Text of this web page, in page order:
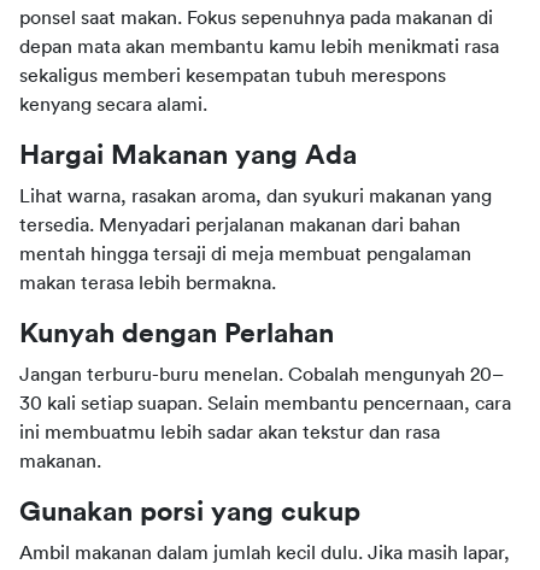
ponsel saat makan. Fokus sepenuhnya pada makanan di
depan mata akan membantu kamu lebih menikmati rasa
sekaligus memberi kesempatan tubuh merespons
kenyang secara alami.
Hargai Makanan yang Ada
Lihat warna, rasakan aroma, dan syukuri makanan yang
tersedia. Menyadari perjalanan makanan dari bahan
mentah hingga tersaji di meja membuat pengalaman
makan terasa lebih bermakna.
Kunyah dengan Perlahan
Jangan terburu-buru menelan. Cobalah mengunyah 20–
30 kali setiap suapan. Selain membantu pencernaan, cara
ini membuatmu lebih sadar akan tekstur dan rasa
makanan.
Gunakan porsi yang cukup
Ambil makanan dalam jumlah kecil dulu. Jika masih lapar,